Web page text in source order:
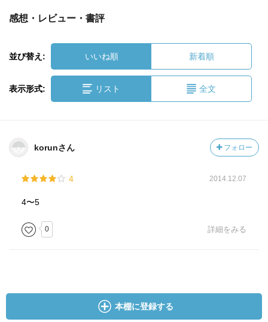
感想・レビュー・書評
並び替え: いいね順 新着順
表示形式: リスト 全文
korunさん フォロー
4 2014.12.07
4〜5
0 詳細をみる
本棚に登録する